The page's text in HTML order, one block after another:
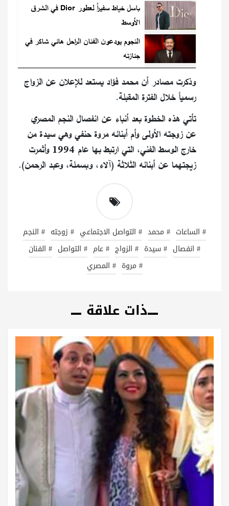
باسل خياط سفيراً لعطور Dior في الشرق
الأوسط
النجوم يودعون الفنان الراحل هاني شاكر في
جنازته
وذكرت مصادر أن محمد فؤاد يستعد للإعلان عن الزواج
رسمياً خلال الفترة المقبلة.
تأتي هذه الخطوة بعد أنباء عن انفصال النجم المصري
عن زوجته الأولى وأم أبنائه مروة حنفي وهي سيدة من
خارج الوسط الفني، التي ارتبط بها عام 1994 وأثمرت
زيجتهما عن أبنائه الثلاثة (آلاء، وبسملة، وعبد الرحمن).
# الساعات # محمد # التواصل الاجتماعي # زوجته # النجم
# انفصال # سيدة # الزواج # عام # التواصل # الفنان
# مروة # المصري
ذات علاقة